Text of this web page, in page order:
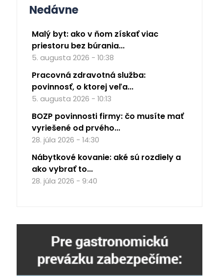
Nedávne
Malý byt: ako v ňom získať viac
priestoru bez búrania...
5. augusta 2026 - 10:38
Pracovná zdravotná služba:
povinnosť, o ktorej veľa...
5. augusta 2026 - 10:13
BOZP povinnosti firmy: čo musíte mať
vyriešené od prvého...
28. júla 2026 - 14:30
Nábytkové kovanie: aké sú rozdiely a
ako vybrať to...
28. júla 2026 - 9:40